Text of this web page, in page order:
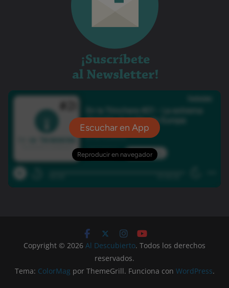
Copyright © 2026 Al Descubierto. Todos los derechos
reservados.
Tema: ColorMag por ThemeGrill. Funciona con WordPress.